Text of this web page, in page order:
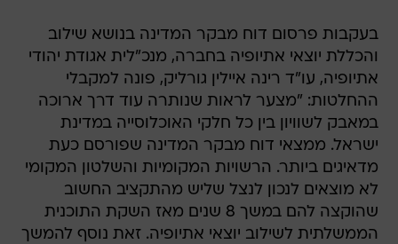
בעקבות פרסום דוח מבקר המדינה בנושא שילוב
והכללת יוצאי אתיופיה בחברה, מנכ"לית אגודת יהודי
אתיופיה, עו"ד רינה איילין גורליק, פונה למקבלי
ההחלטות: "מצער לראות שנותרה עוד דרך ארוכה
במאבק לשוויון בין כל חלקי האוכלוסייה במדינת
ישראל. ממצאי דוח מבקר המדינה שפורסם כעת
מדאיגים ביותר. הרשויות המקומיות והשלטון המקומי
לא מוצאים לנכון לנצל שליש מהתקציב החשוב
שהוקצה להם במשך 8 שנים מאז השקת התוכנית
הממשלתית לשילוב יוצאי אתיופיה. זאת נוסף להמשך